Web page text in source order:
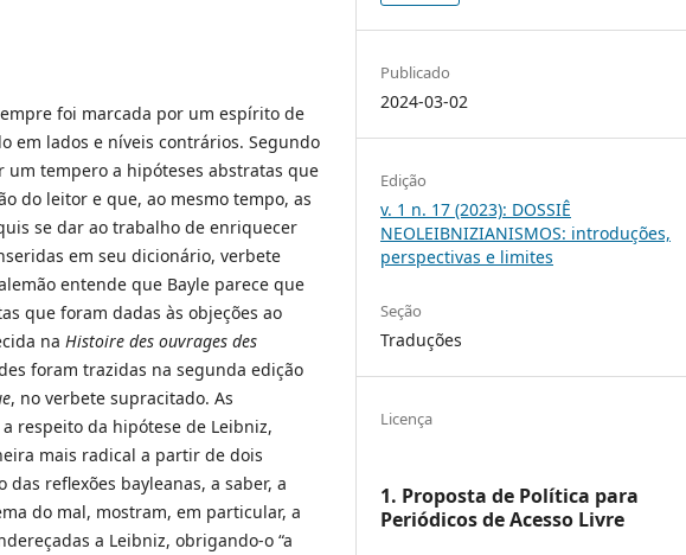
foi marcada por um espírito de
em lados e níveis contrários. Segundo
um tempero a hipóteses abstratas que
do leitor e que, ao mesmo tempo, as
se dar ao trabalho de enriquecer
em seu dicionário, verbete
entende que Bayle parece que
que foram dadas às objeções ao
na Histoire des ouvrages des
foram trazidas na segunda edição
, no verbete supracitado. As
respeito da hipótese de Leibniz,
mais radical a partir de dois
reflexões bayleanas, a saber, a
do mal, mostram, em particular, a
a Leibniz, obrigando-o “a
Publicado
2024-03-02
Edição
v. 1 n. 17 (2023): DOSSIÊ
NEOLEIBNIZIANISMOS: introduções,
perspectivas e limites
Seção
Traduções
Licença
1. Proposta de Política para
Periódicos de Acesso Livre